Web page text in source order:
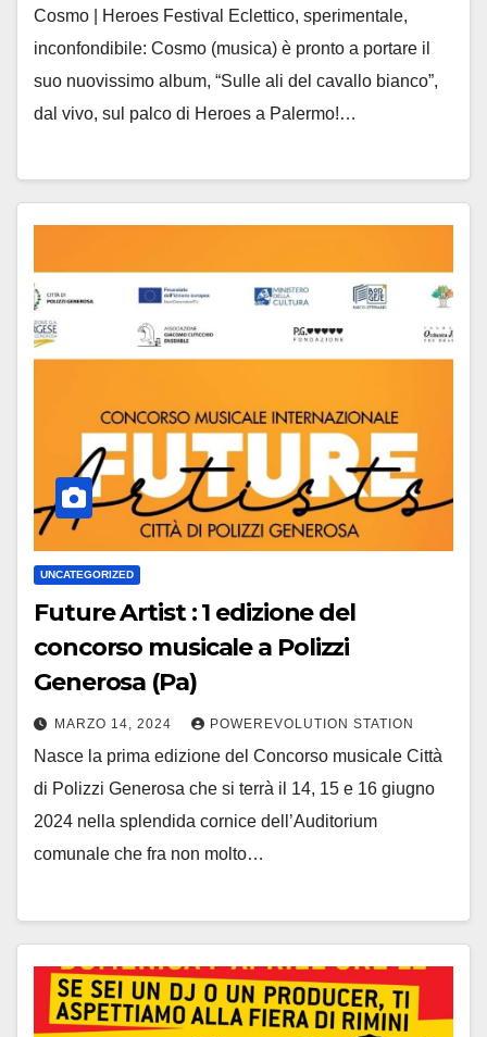
Cosmo | Heroes Festival Eclettico, sperimentale,
inconfondibile: Cosmo (musica) è pronto a portare il
suo nuovissimo album, “Sulle ali del cavallo bianco”,
dal vivo, sul palco di Heroes a Palermo!…
UNCATEGORIZED
Future Artist : 1 edizione del
concorso musicale a Polizzi
Generosa (Pa)
MARZO 14, 2024 POWEREVOLUTION STATION
Nasce la prima edizione del Concorso musicale Città
di Polizzi Generosa che si terrà il 14, 15 e 16 giugno
2024 nella splendida cornice dell’Auditorium
comunale che fra non molto…